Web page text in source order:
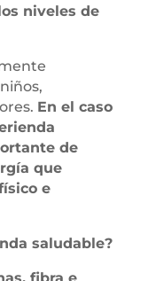
niveles de
En el caso
de
que
e
saludable?
fibra e